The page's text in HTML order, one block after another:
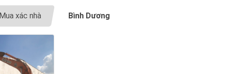
Mua xác nhà Bình Dương